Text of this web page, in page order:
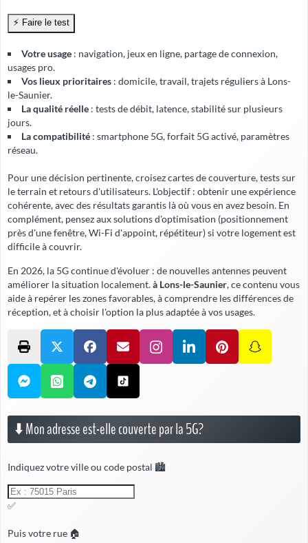
Votre usage : navigation, jeux en ligne, partage de connexion,
usages pro.
Vos lieux prioritaires : domicile, travail, trajets réguliers à Lons-
le-Saunier.
La qualité réelle : tests de débit, latence, stabilité sur plusieurs
jours.
La compatibilité : smartphone 5G, forfait 5G activé, paramètres
réseau.
Pour une décision pertinente, croisez cartes de couverture, tests sur
le terrain et retours d'utilisateurs. L'objectif : obtenir une expérience
cohérente, avec des résultats garantis là où vous en avez besoin. En
complément, pensez aux solutions d'optimisation (positionnement
près d'une fenêtre, Wi-Fi d'appoint, répétiteur) si votre logement est
difficile à couvrir.
En 2026, la 5G continue d'évoluer : de nouvelles antennes peuvent
améliorer la situation localement.à Lons-le-Saunier, ce contenu vous
aide à repérer les zones favorables, à comprendre les différences de
réception, et à choisir l'option la plus adaptée à vos usages.
⬇️ Mon adresse est-elle couverte par la 5G?
Indiquez votre ville ou code postal 🏙️
✅
Puis votre rue 🏠